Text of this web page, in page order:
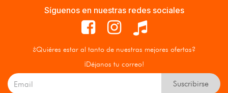
Síguenos en nuestras redes sociales
¿Quiéres estar al tanto de nuestras mejores ofertas?
¡Déjanos tu correo!
Suscribirse